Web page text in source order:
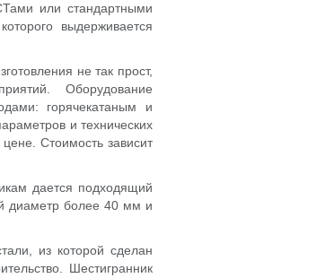
или стандартными
выдерживается
не так прост,
Оборудование
горячекатаным и
и технических
Стоимость зависит
дается подходящий
диаметр более 40 мм и
из которой сделан
Шестигранник